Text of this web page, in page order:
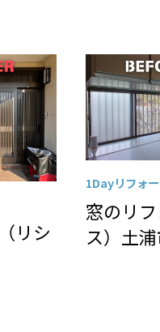
リシ
1Dayリフォ
窓のリ
ス）土